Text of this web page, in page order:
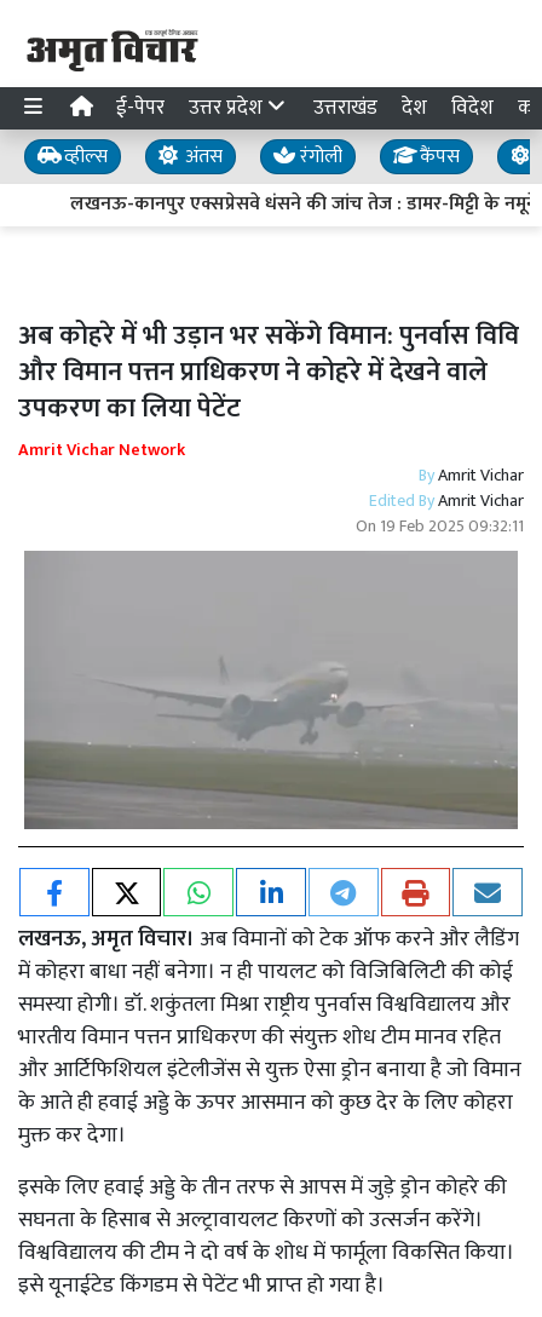
ई-पेपर उत्तर प्रदेश उत्तराखंड देश विदेश
व्हील्स अंतस रंगोली कैंपस
लखनऊ-कानपुर एक्सप्रेसवे धंसने की जांच तेज : डामर-मिट्टी के नमूने
अब कोहरे में भी उड़ान भर सकेंगे विमान: पुनर्वास विवि
और विमान पत्तन प्राधिकरण ने कोहरे में देखने वाले
उपकरण का लिया पेटेंट
Amrit Vichar Network
ByAmrit Vichar
Edited ByAmrit Vichar
On 19 Feb 2025 09:32:11
लखनऊ, अमृत विचार। अब विमानों को टेक ऑफ करने और लैडिंग
में कोहरा बाधा नहीं बनेगा। न ही पायलट को विजिबिलिटी की कोई
समस्या होगी। डॉ. शकुंतला मिश्रा राष्ट्रीय पुनर्वास विश्वविद्यालय और
भारतीय विमान पत्तन प्राधिकरण की संयुक्त शोध टीम मानव रहित
और आर्टिफिशियल इंटेलीजेंस से युक्त ऐसा ड्रोन बनाया है जो विमान
के आते ही हवाई अड्डे के ऊपर आसमान को कुछ देर के लिए कोहरा
मुक्त कर देगा।
इसके लिए हवाई अड्डे के तीन तरफ से आपस में जुड़े ड्रोन कोहरे की
सघनता के हिसाब से अल्ट्रावायलट किरणों को उत्सर्जन करेंगे।
विश्वविद्यालय की टीम ने दो वर्ष के शोध में फार्मूला विकसित किया।
इसे यूनाईटेड किंगडम से पेटेंट भी प्राप्त हो गया है।